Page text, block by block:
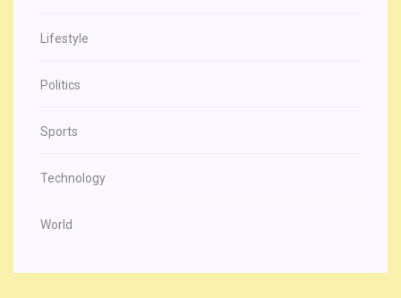
Lifestyle
Politics
Sports
Technology
World